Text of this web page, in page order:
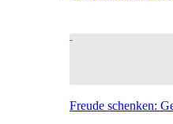
Freude schenken: